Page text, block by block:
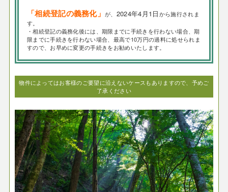
「相続登記の義務化」が、 2024年4月1日から施行されま
す。
・相続登記の義務化後には、期限までに手続きを行わない場合、期
限までに手続きを行わない場合、最高で10万円の過料に処せられま
すので、お早めに変更の手続きをお勧めいたします。
物件によってはお客様のご要望に沿えないケースもありますので、予めご
了承ください